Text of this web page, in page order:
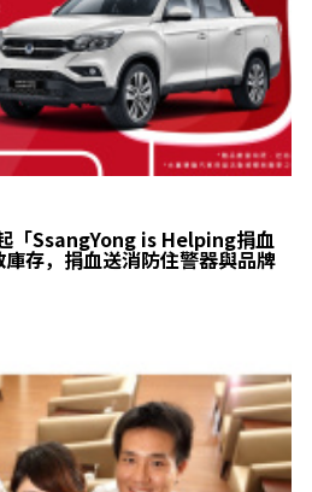
「SsangYong is Helping捐血
存，捐血送消防住警器與品牌